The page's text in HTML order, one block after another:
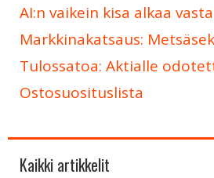
AI:n vaikein kisa alkaa
Markkinakatsaus:
Tulossatoa: Aktialle
Ostosuosituslista
Kaikki artikkelit